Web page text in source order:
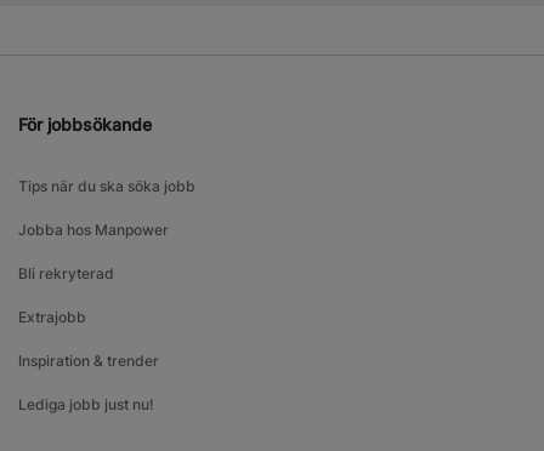
För jobbsökande
Tips när du ska söka jobb
Jobba hos Manpower
Bli rekryterad
Extrajobb
Inspiration & trender
Lediga jobb just nu!